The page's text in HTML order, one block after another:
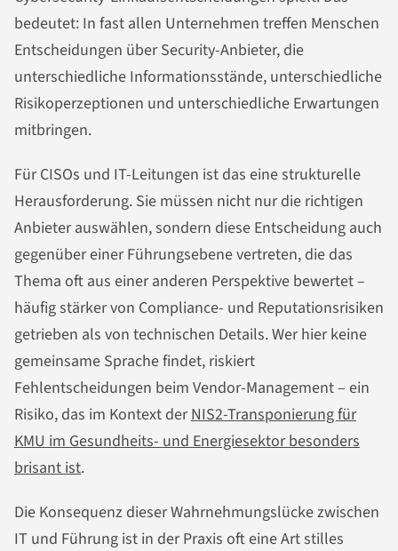
bedeutet: In fast allen Unternehmen treffen Menschen
Entscheidungen über Security-Anbieter, die
unterschiedliche Informationsstände, unterschiedliche
Risikoperzeptionen und unterschiedliche Erwartungen
mitbringen.
Für CISOs und IT-Leitungen ist das eine strukturelle
Herausforderung. Sie müssen nicht nur die richtigen
Anbieter auswählen, sondern diese Entscheidung auch
gegenüber einer Führungsebene vertreten, die das
Thema oft aus einer anderen Perspektive bewertet –
häufig stärker von Compliance- und Reputationsrisiken
getrieben als von technischen Details. Wer hier keine
gemeinsame Sprache findet, riskiert
Fehlentscheidungen beim Vendor-Management – ein
Risiko, das im Kontext derNIS2-Transponierung für
KMU im Gesundheits- und Energiesektor besonders
brisant ist.
Die Konsequenz dieser Wahrnehmungslücke zwischen
IT und Führung ist in der Praxis oft eine Art stilles